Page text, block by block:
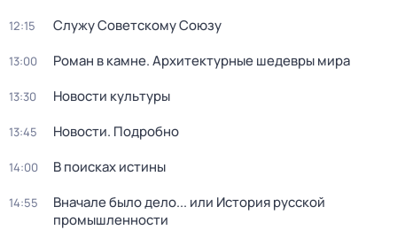
12:15 Служу Советскому Союзу
13:00 Роман в камне. Архитектурные шедевры мира
13:30 Новости культуры
13:45 Новости. Подробно
14:00 В поисках истины
14:55
Вначале было дело... или История русской
промышленности